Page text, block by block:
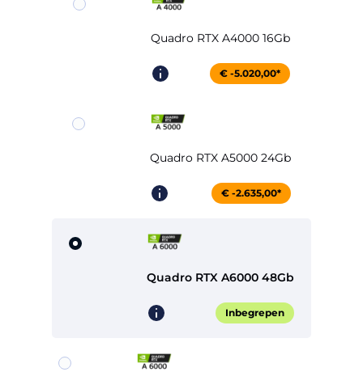
Quadro RTX A4000 16Gb
€ -5.020,00*
Quadro RTX A5000 24Gb
€ -2.635,00*
Quadro RTX A6000 48Gb
Inbegrepen